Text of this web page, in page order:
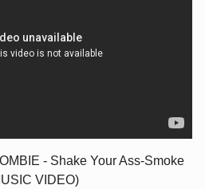
- Shake Your Ass-Smoke
VIDEO)